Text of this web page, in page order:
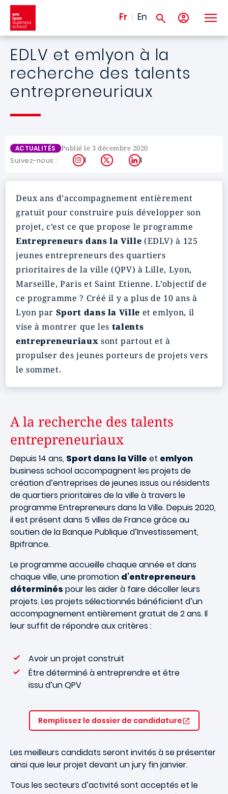
Aller au contenu principal
Fr En
EDLV et emlyon à la
recherche des talents
entrepreneuriaux
ACTUALITÉS Publié le 3 décembre 2020
Suivez-nous : Instagram
X LinkedIn
Deux ans d’accompagnement entièrement
gratuit pour construire puis développer son
projet, c’est ce que propose le programme
Entrepreneurs dans la Ville (EDLV) à 125
jeunes entrepreneurs des quartiers
prioritaires de la ville (QPV) à Lille, Lyon,
Marseille, Paris et Saint Etienne. L’objectif de
ce programme ? Créé il y a plus de 10 ans à
Lyon par Sport dans la Ville et emlyon, il
vise à montrer que les talents
entrepreneuriaux sont partout et à
propulser des jeunes porteurs de projets vers
le sommet.
A la recherche des talents
entrepreneuriaux
Depuis 14 ans, Sport dans la Ville et emlyon
business school accompagnent les projets de
création d’entreprises de jeunes issus ou résidents
de quartiers prioritaires de la ville à travers le
programme Entrepreneurs dans la Ville. Depuis 2020,
il est présent dans 5 villes de France grâce au
soutien de la Banque Publique d’Investissement,
Bpifrance.
Le programme accueille chaque année et dans
chaque ville, une promotion d’entrepreneurs
déterminés pour les aider à faire décoller leurs
projets. Les projets sélectionnés bénéficient d’un
accompagnement entièrement gratuit de 2 ans. Il
leur suffit de répondre aux critères :
Avoir un projet construit
Être déterminé à entreprendre et être
issu d’un QPV
Remplissez le dossier de candidature
Les meilleurs candidats seront invités à se présenter
ainsi que leur projet devant un jury fin janvier.
Tous les secteurs d’activité sont acceptés et le